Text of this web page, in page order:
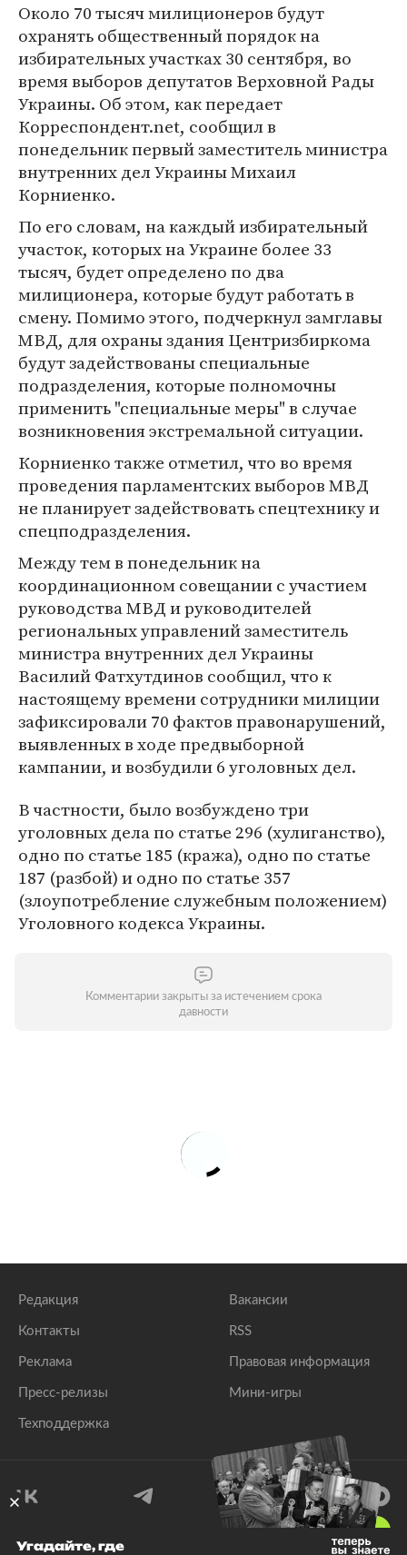
Около 70 тысяч милиционеров будут
охранять общественный порядок на
избирательных участках 30 сентября, во
время выборов депутатов Верховной Рады
Украины. Об этом, как передает
Корреспондент.net, сообщил в
понедельник первый заместитель министра
внутренних дел Украины Михаил
Корниенко.
По его словам, на каждый избирательный
участок, которых на Украине более 33
тысяч, будет определено по два
милиционера, которые будут работать в
смену. Помимо этого, подчеркнул замглавы
МВД, для охраны здания Центризбиркома
будут задействованы специальные
подразделения, которые полномочны
применить "специальные меры" в случае
возникновения экстремальной ситуации.
Корниенко также отметил, что во время
проведения парламентских выборов МВД
не планирует задействовать спецтехнику и
спецподразделения.
Между тем в понедельник на
координационном совещании с участием
руководства МВД и руководителей
региональных управлений заместитель
министра внутренних дел Украины
Василий Фатхутдинов сообщил, что к
настоящему времени сотрудники милиции
зафиксировали 70 фактов правонарушений,
выявленных в ходе предвыборной
кампании, и возбудили 6 уголовных дел.
В частности, было возбуждено три
уголовных дела по статье 296 (хулиганство),
одно по статье 185 (кража), одно по статье
187 (разбой) и одно по статье 357
(злоупотребление служебным положением)
Уголовного кодекса Украины.
Комментарии закрыты за истечением срока
давности
Редакция
Контакты
Реклама
Пресс-релизы
Техподдержка
Вакансии
RSS
Правовая информация
Мини-игры
Угадайте, где